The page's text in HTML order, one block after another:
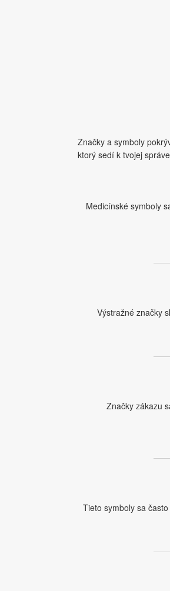
Značky a symboly
ktorý sedí k tvojej
Medicínské symboly
Výstražné značky
Značky zákazu
Tieto symboly sa